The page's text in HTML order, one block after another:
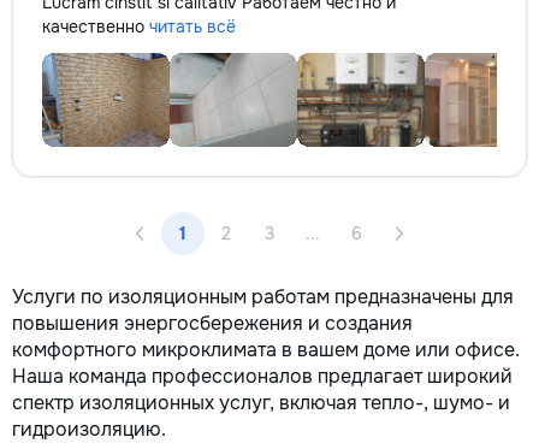
качественно читать всё
1 2 3 ... 6
Услуги по изоляционным работам предназначены для
повышения энергосбережения и создания
комфортного микроклимата в вашем доме или офисе.
Наша команда профессионалов предлагает широкий
спектр изоляционных услуг, включая тепло-, шумо- и
гидроизоляцию.